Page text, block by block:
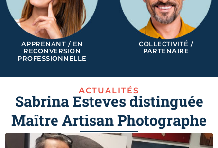
APPRENANT / EN
RECONVERSION
PROFESSIONNELLE
COLLECTIVITÉ /
PARTENAIRE
ACTUALITÉS
Sabrina Esteves distinguée
Maître Artisan Photographe